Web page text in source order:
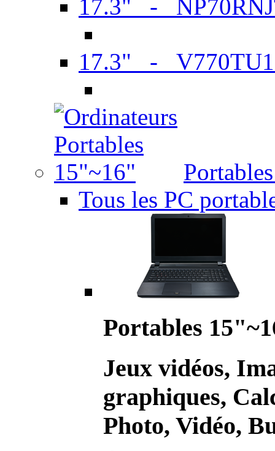
17.3" -
17.3" -
Tous les PC
Portables
Jeux vidéos,
graphiques,
Photo, Vidéo,